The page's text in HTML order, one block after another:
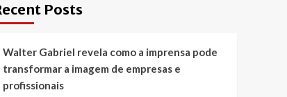
Posts
Walter Gabriel revela como a imprensa pode
transformar a imagem de empresas e
profissionais